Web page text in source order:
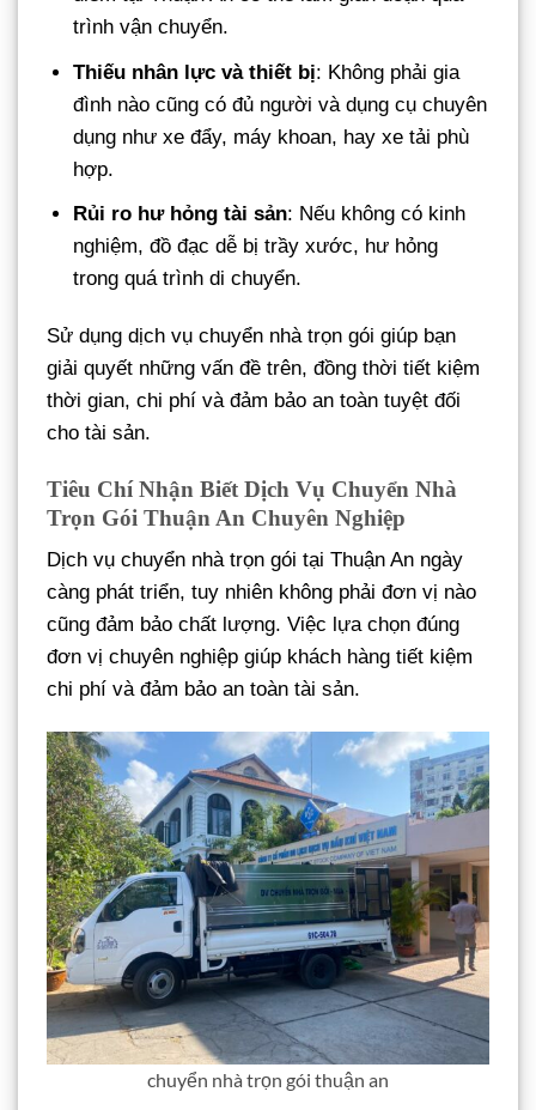
trình vận chuyển.
Thiếu nhân lực và thiết bị: Không phải gia
đình nào cũng có đủ người và dụng cụ chuyên
dụng như xe đẩy, máy khoan, hay xe tải phù
hợp.
Rủi ro hư hỏng tài sản: Nếu không có kinh
nghiệm, đồ đạc dễ bị trầy xước, hư hỏng
trong quá trình di chuyển.
Sử dụng dịch vụ chuyển nhà trọn gói giúp bạn
giải quyết những vấn đề trên, đồng thời tiết kiệm
thời gian, chi phí và đảm bảo an toàn tuyệt đối
cho tài sản.
Tiêu Chí Nhận Biết Dịch Vụ Chuyển Nhà
Trọn Gói Thuận An Chuyên Nghiệp
Dịch vụ chuyển nhà trọn gói tại Thuận An ngày
càng phát triển, tuy nhiên không phải đơn vị nào
cũng đảm bảo chất lượng. Việc lựa chọn đúng
đơn vị chuyên nghiệp giúp khách hàng tiết kiệm
chi phí và đảm bảo an toàn tài sản.
chuyển nhà trọn gói thuận an